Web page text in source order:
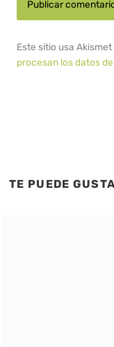
Este sitio usa
procesan los datos
TE PUEDE